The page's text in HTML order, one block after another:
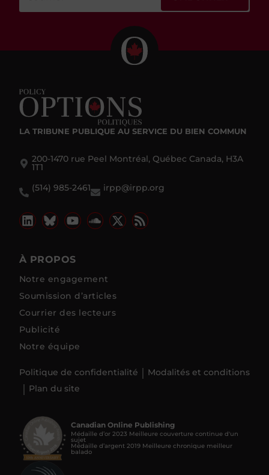
LA TRIBUNE PUBLIQUE AU SERVICE DU BIEN COMMUN
200-1470 rue Peel Montréal, Québec Canada, H3A
1T1
(514) 985-2461
irpp@irpp.org
À PROPOS
Notre engagement
Soumission d’articles
Courrier des lecteurs
Publicité
Notre équipe
Politique de confidentialité
Modalités et conditions
Plan du site
Canadian Online Publishing
Médaille d’or 2023 Meilleure couverture continue d'un
sujet
Médaille d’argent 2019 Meilleure chronique meilleur
balado